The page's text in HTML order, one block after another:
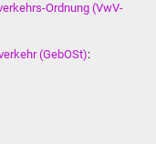
Agenda
Ordnung (VwV-
(GebOSt):